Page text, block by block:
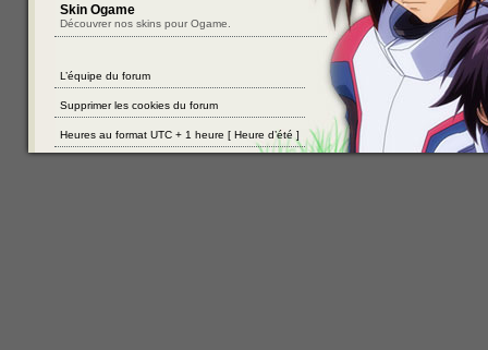
Skin Ogame
Découvrer nos skins pour Ogame.
L’équipe du forum
Supprimer les cookies du forum
Heures au format UTC + 1 heure [ Heure d’été ]